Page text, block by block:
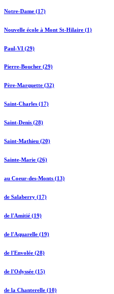
Notre-Dame (17)
Nouvelle école à Mont St-Hilaire (1)
Paul-VI (29)
Pierre-Boucher (29)
Père-Marquette (32)
Saint-Charles (17)
Saint-Denis (28)
Saint-Mathieu (20)
Sainte-Marie (26)
au Coeur-des-Monts (13)
de Salaberry (17)
de l'Amitié (19)
de l'Aquarelle (19)
de l'Envolée (28)
de l'Odyssée (15)
de la Chanterelle (10)